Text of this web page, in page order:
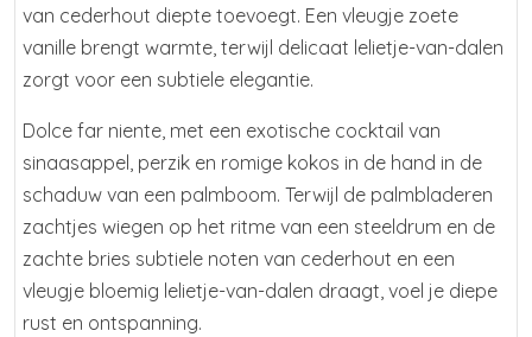
van cederhout diepte toevoegt. Een vleugje zoete
vanille brengt warmte, terwijl delicaat lelietje-van-dalen
zorgt voor een subtiele elegantie.
Dolce far niente, met een exotische cocktail van
sinaasappel, perzik en romige kokos in de hand in de
schaduw van een palmboom. Terwijl de palmbladeren
zachtjes wiegen op het ritme van een steeldrum en de
zachte bries subtiele noten van cederhout en een
vleugje bloemig lelietje-van-dalen draagt, voel je diepe
rust en ontspanning.